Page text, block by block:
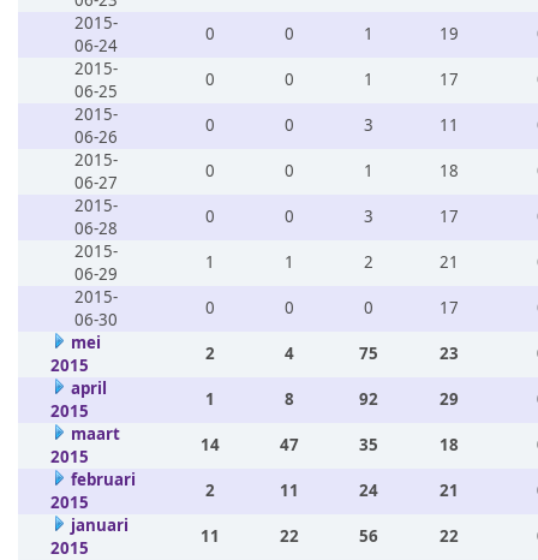
2015-
06-24
0 0 1 19
2015-
06-25
0 0 1 17
2015-
06-26
0 0 3 11
2015-
06-27
0 0 1 18
2015-
06-28
0 0 3 17
2015-
06-29
1 1 2 21
2015-
06-30
0 0 0 17
mei
2015
2 4 75 23
april
2015
1 8 92 29
maart
2015
14 47 35 18
februari
2015
2 11 24 21
januari
2015
11 22 56 22